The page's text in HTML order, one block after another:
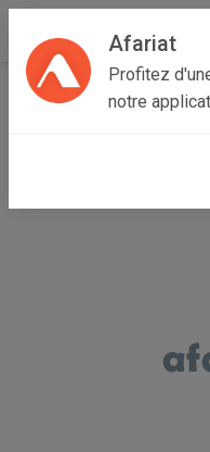
Afariat
Profitez
notre
Accueil Annonceur